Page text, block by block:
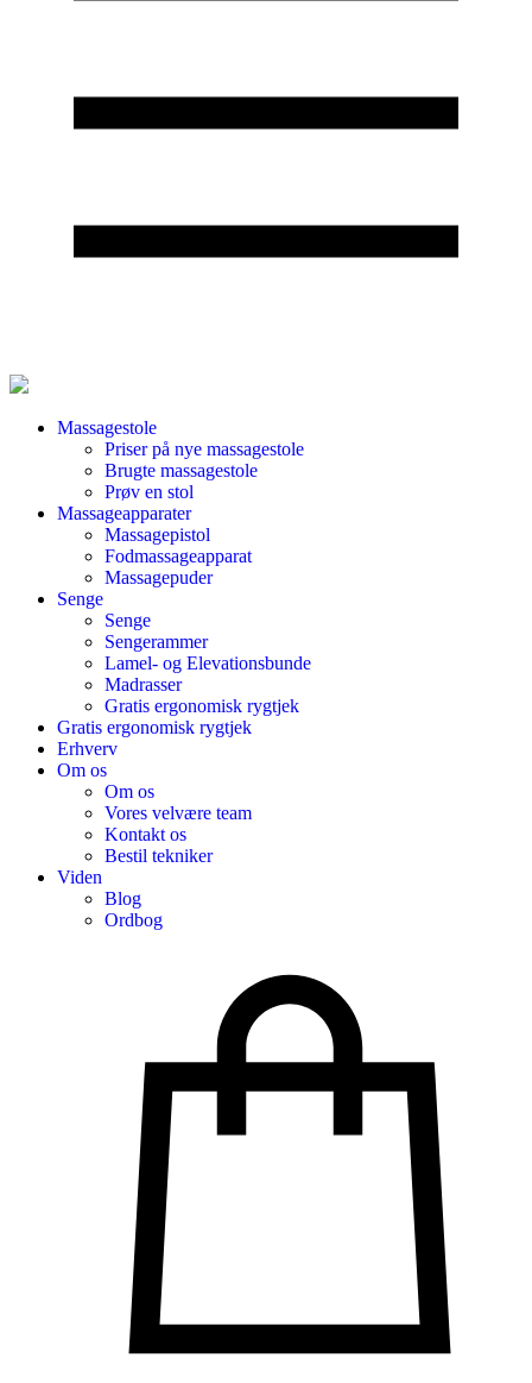
Massagestole
Priser på nye massagestole
Brugte massagestole
Prøv en stol
Massageapparater
Massagepistol
Fodmassageapparat
Massagepuder
Senge
Senge
Sengerammer
Lamel- og Elevationsbunde
Madrasser
Gratis ergonomisk rygtjek
Gratis ergonomisk rygtjek
Erhverv
Om os
Om os
Vores velvære team
Kontakt os
Bestil tekniker
Viden
Blog
Ordbog